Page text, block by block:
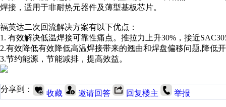
焊接，适用于非耐热元器件及薄型基板芯片。
福英达二次回流解决方案有以下优点：
1. 有效解决低温焊接可靠性痛点。推拉力上升30%，接近
2.有效降低有效降低高温焊接带来的翘曲和焊盘偏移问题,降低
3.节约能源，节能减排，提高效益。
分享到： 收藏 邀请回答 回复楼主 举报